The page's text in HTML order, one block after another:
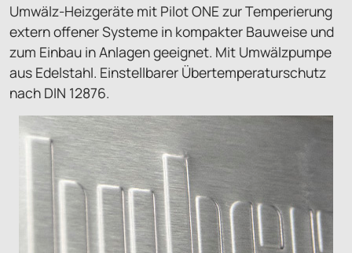
Umwälz-Heizgeräte mit Pilot ONE zur Temperierung
extern offener Systeme in kompakter Bauweise und
zum Einbau in Anlagen geeignet. Mit Umwälzpumpe
aus Edelstahl. Einstellbarer Übertemperaturschutz
nach DIN 12876.